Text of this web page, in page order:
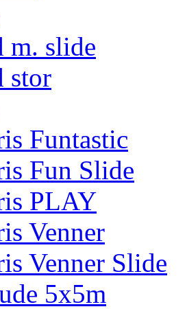
m. slide
stor
Funtastic
Fun Slide
PLAY
Venner
Venner Slide
5x5m